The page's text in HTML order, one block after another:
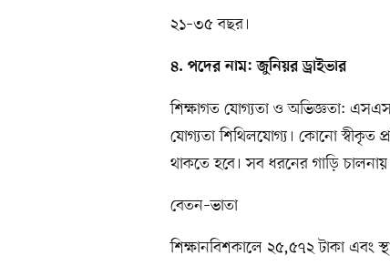
২১–৩৫ বছর।
৪. পদের নাম: জুনিয়র ড্রাইভার
শিক্ষাগত যোগ্যতা ও অভিজ্ঞতা:
যোগ্যতা শিথিলযোগ্য। কোনো স্বীকৃত
থাকতে হবে। সব ধরনের গাড়ি চালনায়
বেতন–ভাতা
শিক্ষানবিশকালে ২৫,৫৭২ টাকা এবং